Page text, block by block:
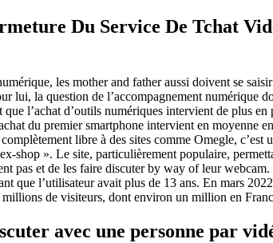
Du Service De Tchat
les mother and father aussi doivent se
lui, la question de l’accompagnement numérique
que l’achat d’outils numériques intervient de plus
du premier smartphone intervient en moyenne
libre à des sites comme Omegle,
shop ». Le site, particulièrement populaire,
pas et de les faire discuter by way of leur webcam.
que l’utilisateur avait plus de 13 ans. En mars
millions de visiteurs, dont environ un million en
avec une personne par